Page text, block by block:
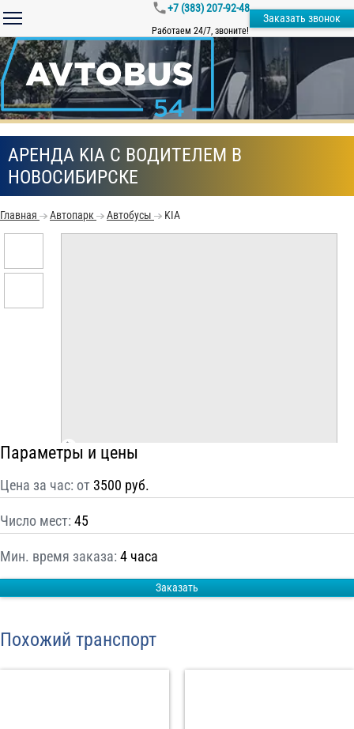
+7 (383) 207-92-48
Работаем 24/7, звоните!
Заказать звонок
АРЕНДА KIA С ВОДИТЕЛЕМ В
НОВОСИБИРСКЕ
Главная Автопарк Автобусы KIA
Параметры и цены
Цена за час: от 3500 руб.
Число мест: 45
Мин. время заказа: 4 часа
Заказать
Похожий транспорт